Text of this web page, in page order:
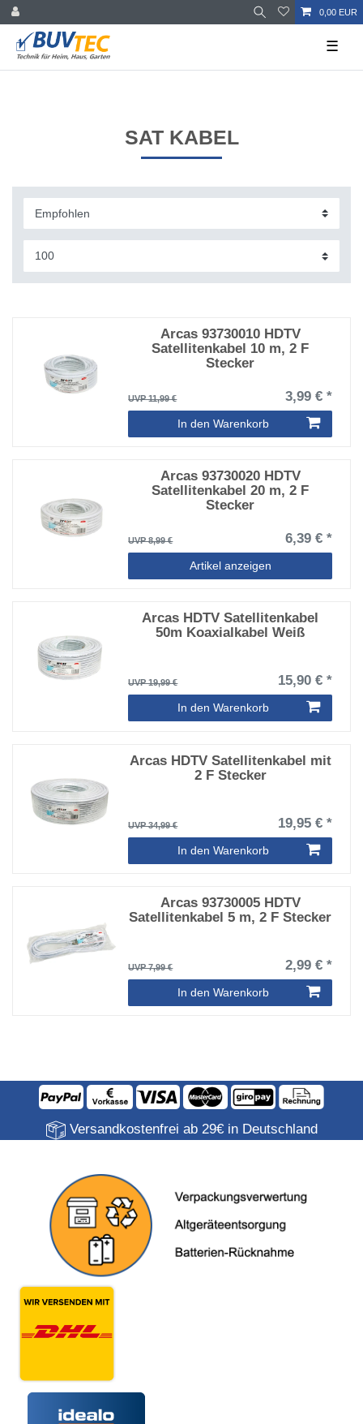
0,00 EUR
☰
SAT KABEL
Arcas 93730010 HDTV
Satellitenkabel 10 m, 2 F
Stecker
UVP 11,99 € 3,99 € *
In den Warenkorb
Arcas 93730020 HDTV
Satellitenkabel 20 m, 2 F
Stecker
UVP 8,99 € 6,39 € *
Artikel anzeigen
Arcas HDTV Satellitenkabel
50m Koaxialkabel Weiß
UVP 19,99 € 15,90 € *
In den Warenkorb
Arcas HDTV Satellitenkabel mit
2 F Stecker
UVP 34,99 € 19,95 € *
In den Warenkorb
Arcas 93730005 HDTV
Satellitenkabel 5 m, 2 F Stecker
UVP 7,99 € 2,99 € *
In den Warenkorb
Versandkostenfrei ab 29€ in Deutschland